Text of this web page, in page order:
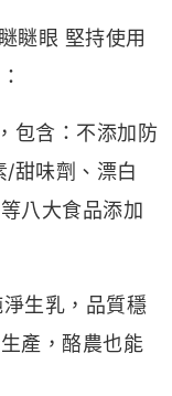
瞇眼 堅持使用
，包含：不添加防
/甜味劑、漂白
八大食品添加
淨生乳，品質穩
產，酪農也能